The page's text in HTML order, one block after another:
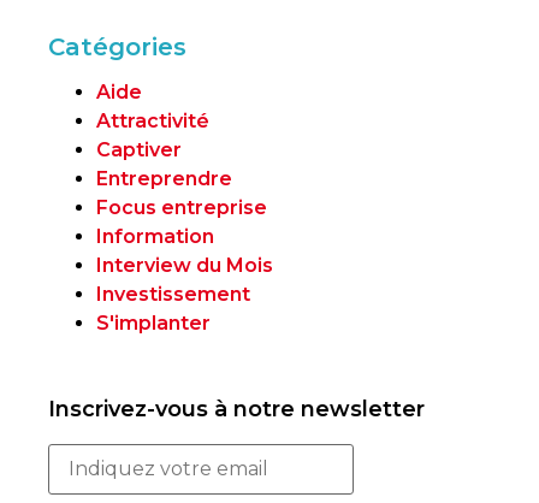
Catégories
Aide
Attractivité
Captiver
Entreprendre
Focus entreprise
Information
Interview du Mois
Investissement
S'implanter
Inscrivez-vous à notre newsletter